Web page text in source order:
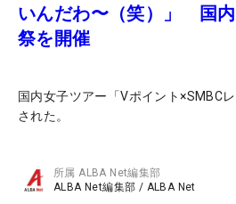
いんだわ〜（笑）」 国
祭を開催
国内女子ツアー「Vポイント×SMBC
された。
所属ALBA Net編集部
ALBA Net編集部 / ALBA Net